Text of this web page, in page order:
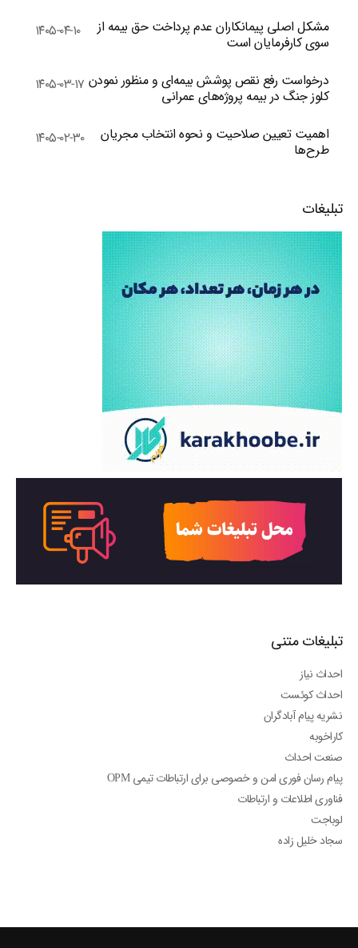
مشکل اصلی پیمانکاران عدم پرداخت حق بیمه از
سوی کارفرمایان است
۱۴۰۵-۰۴-۱۰
درخواست رفع نقص پوشش بیمه‌ای و منظور نمودن
کلوز جنگ در بیمه پروژه‌های عمرانی
۱۴۰۵-۰۳-۱۷
اهمیت تعیین صلاحیت و نحوه انتخاب مجریان
طرح‌ها
۱۴۰۵-۰۲-۳۰
تبلیغات
تبلیغات متنی
احداث نیاز
احداث کوئست
نشریه پیام آبادگران
کاراخوبه
صنعت احداث
پیام رسان فوری امن و خصوصی برای ارتباطات تیمی OPM
فناوری اطلاعات و ارتباطات
لوباجت
سجاد خلیل زاده